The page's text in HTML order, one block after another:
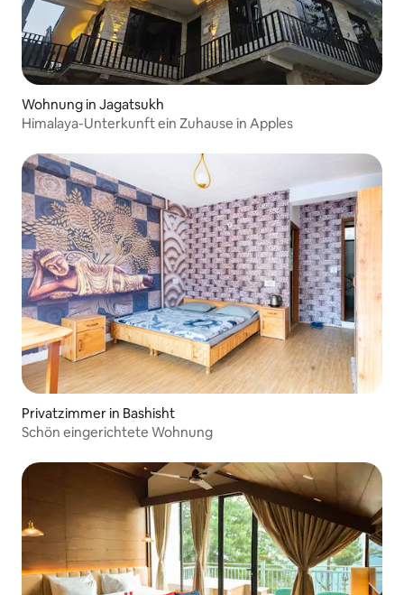
Wohnung in Jagatsukh
Himalaya-Unterkunft ein Zuhause in Apples
Privatzimmer in Bashisht
Schön eingerichtete Wohnung